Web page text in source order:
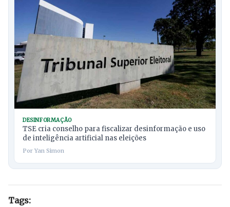
DESINFORMAÇÃO
TSE cria conselho para fiscalizar desinformação e uso
de inteligência artificial nas eleições
Por Yan Simon
Tags: